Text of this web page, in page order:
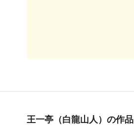
王一亭（白龍山人）の作品